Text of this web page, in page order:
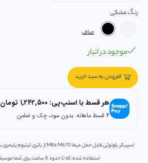
رنگ
صاف
موجود در انبار
افزودن به سبد خرید
هر قسط با اسنپ‌پی: ۱,۲۴۲,۵۰۰ تومان
۴ قسط ماهانه. بدون سود، چک و ضامن.
استفاده شده، که تا حدود 8 ساعت برای شما موسیقی پخش کند.